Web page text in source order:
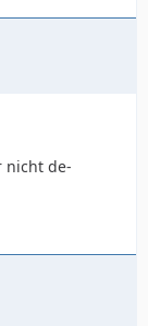
nicht de-